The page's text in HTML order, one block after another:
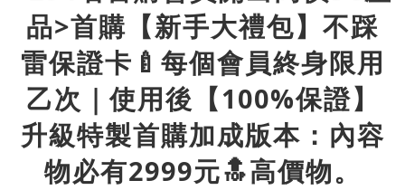
品>首購【新手大禮包】不踩
雷保證卡🍼每個會員終身限用
乙次｜使用後【100%保證】
升級特製首購加成版本：內容
物必有2999元🔝高價物。